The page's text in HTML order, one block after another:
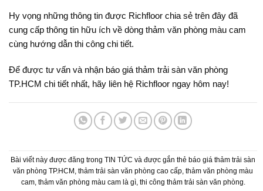
Hy vọng những thông tin được Richfloor chia sẻ trên đây đã
cung cấp thông tin hữu ích về dòng thảm văn phòng màu cam
cùng hướng dẫn thi công chi tiết.
Để được tư vấn và nhận báo giá thảm trải sàn văn phòng
TP.HCM chi tiết nhất, hãy liên hệ Richfloor ngay hôm nay!
Bài viết này được đăng trong TIN TỨC và được gắn thẻ báo giá thảm trải sàn
văn phòng TP.HCM , thảm trải sàn văn phòng cao cấp, thảm văn phòng màu
cam, thảm văn phòng màu cam là gì, thi công thảm trải sàn văn phòng.